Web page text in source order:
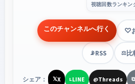
視聴回数ランキン
このチャンネルへ行く
📡RSS ⚖️比
シェア： 𝕏X LLINE @Threads ⧉